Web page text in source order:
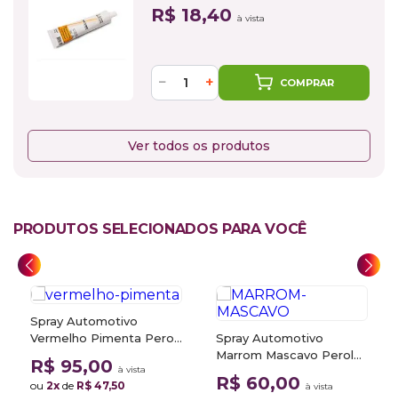
R$ 18,40 à vista
− + COMPRAR
Ver todos os produtos
PRODUTOS SELECIONADOS PARA VOCÊ
Spray Automotivo
Vermelho Pimenta Perol
R351P Honda Motos +
Spray Verniz 300ml
R$ 95,00 à vista
ou 2x de R$ 47,50
Spray Automotivo
Marrom Mascavo Perol
YR348 Honda Motos +
Spray Verniz 300ml
R$ 60,00 à vista